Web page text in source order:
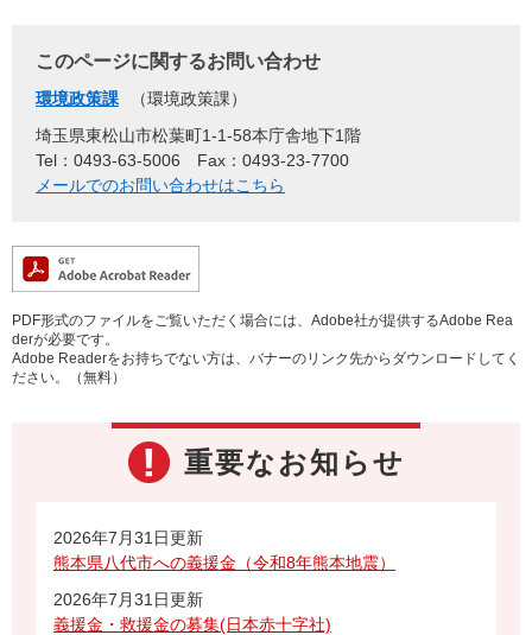
このページに関するお問い合わせ
環境政策課
環境政策課
埼玉県東松山市松葉町1-1-58本庁舎地下1階
Tel：0493-63-5006
Fax：0493-23-7700
メールでのお問い合わせはこちら
PDF形式のファイルをご覧いただく場合には、Adobe社が提供するAdobe Rea
derが必要です。
Adobe Readerをお持ちでない方は、バナーのリンク先からダウンロードしてく
ださい。（無料）
重要なお知らせ
2026年7月31日更新
熊本県八代市への義援金（令和8年熊本地震）
2026年7月31日更新
義援金・救援金の募集(日本赤十字社)